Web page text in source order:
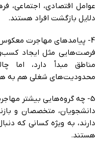
عوامل اقتصادی، اجتماعی،
دلایل بازگشت افراد هستند.
4- پیامدهای مهاجرت معکوس برای فرد و جامعه چیست؟
فرصت‌هایی مثل ایجاد
مناطق مبدأ دارد، اما
محدودیت‌های شغلی هم به
5- چه گروه‌هایی بیشتر مهاجرت معکوس می‌کنند؟
دانشجویان، متخصصان و
دارند، به ویژه کسانی که
هستند.